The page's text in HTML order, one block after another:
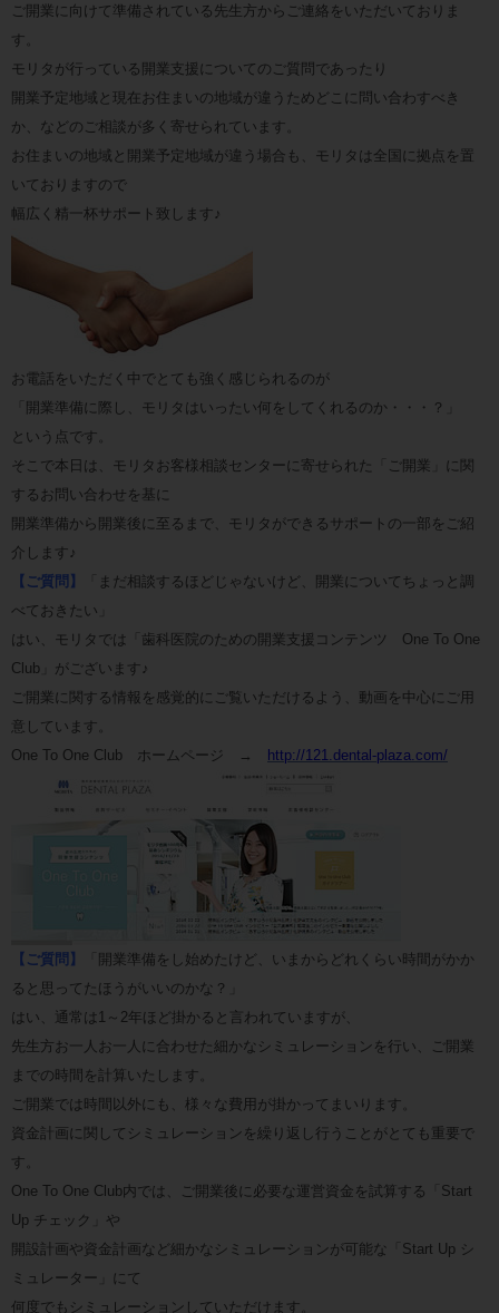
ご開業に向けて準備されている先生方からご連絡をいただいておりま
す。
モリタが行っている開業支援についてのご質問であったり
開業予定地域と現在お住まいの地域が違うためどこに問い合わすべき
か、などのご相談が多く寄せられています。
お住まいの地域と開業予定地域が違う場合も、モリタは全国に拠点を置
いておりますので
幅広く精一杯サポート致します♪
お電話をいただく中でとても強く感じられるのが
「開業準備に際し、モリタはいったい何をしてくれるのか・・・？」
という点です。
そこで本日は、モリタお客様相談センターに寄せられた「ご開業」に関
するお問い合わせを基に
開業準備から開業後に至るまで、モリタができるサポートの一部をご紹
介します♪
【ご質問】
「まだ相談するほどじゃないけど、開業についてちょっと調
べておきたい」
はい、モリタでは「歯科医院のための開業支援コンテンツ One To One
Club」がございます♪
ご開業に関する情報を感覚的にご覧いただけるよう、動画を中心にご用
意しています。
One To One Club ホームページ →
http://121.dental-plaza.com/
【ご質問】
「開業準備をし始めたけど、いまからどれくらい時間がかか
ると思ってたほうがいいのかな？」
はい、通常は1～2年ほど掛かると言われていますが、
先生方お一人お一人に合わせた細かなシミュレーションを行い、ご開業
までの時間を計算いたします。
ご開業では時間以外にも、様々な費用が掛かってまいります。
資金計画に関してシミュレーションを繰り返し行うことがとても重要で
す。
One To One Club内では、ご開業後に必要な運営資金を試算する「Start
Up チェック」や
開設計画や資金計画など細かなシミュレーションが可能な「Start Up シ
ミュレーター」にて
何度でもシミュレーションしていただけます。